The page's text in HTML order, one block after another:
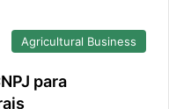
Agricultural Business
para